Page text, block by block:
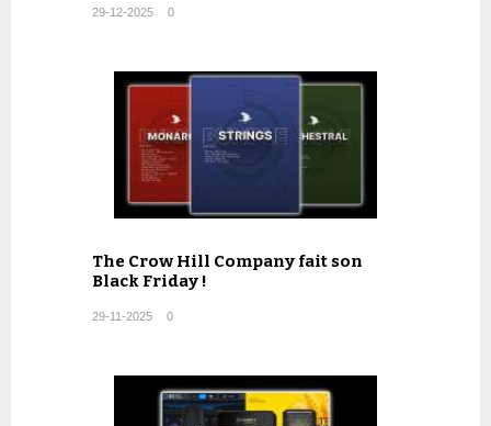
29-12-2025 0
The Crow Hill Company fait son
Black Friday !
29-11-2025 0